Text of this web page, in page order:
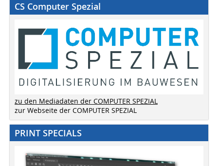
CS Computer Spezial
zu den Mediadaten der COMPUTER SPEZIAL
zur Webseite der COMPUTER SPEZIAL
PRINT SPECIALS